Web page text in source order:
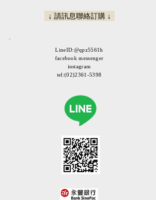
↓ 請訊息聯絡訂購 ↓
LineID:@qpz5561h
facebook messenger
instagram
tel:(02)2361-5398